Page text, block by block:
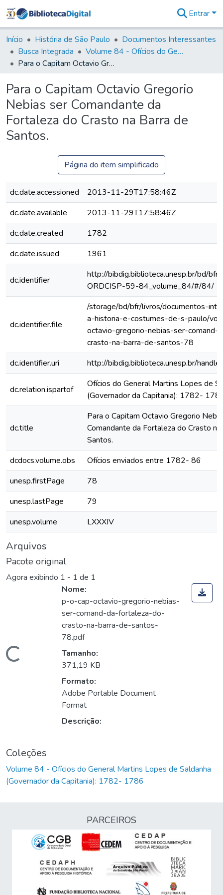
&
Coleções
Tudo na
Biblioteca
Estatísticas
Entrar
Início História de São Paulo
Documentos Interessantes
Busca Integrada
Volume 84 - Ofícios do General Martins Lopes de Saldanha (Governador da Capitania): 1782- 1786
Para o Capitam Octavio Gregorio Nebias ser Comandante da Fortaleza do Crasto na Barra de Santos.
Para o Capitam Octavio Gregorio
Nebias ser Comandante da
Fortaleza do Crasto na Barra de
Santos.
Página do item simplificado
dc.date.accessioned
2013-11-29T17:58:46Z
dc.date.available
2013-11-29T17:58:46Z
dc.date.created
1782
dc.date.issued
1961
dc.identifier
http://bibdig.biblioteca.unesp.br/bd/
ORDCISP-59-84_volume_84/#/84/
dc.identifier.file
/storage/bd/bfr/livros/documentos-
a-historia-e-costumes-de-s-paulo/
octavio-gregorio-nebias-ser-comand-
crasto-na-barra-de-santos-78
dc.identifier.uri
http://bibdig.biblioteca.unesp.br/
dc.relation.ispartof
Ofícios do General Martins Lopes de
(Governador da Capitania): 1782-
dc.title
Para o Capitam Octavio Gregorio
Comandante da Fortaleza do Crasto
Santos.
dcdocs.volume.obs
Ofícios enviados entre 1782- 86
unesp.firstPage
78
unesp.lastPage
79
unesp.volume
LXXXIV
Arquivos
Pacote original
Agora exibindo 1 - 1 de 1
Carregando...
Nome:
p-o-cap-octavio-gregorio-nebias-
ser-comand-da-fortaleza-do-
crasto-na-barra-de-santos-
78.pdf
Tamanho:
371,19 KB
Formato:
Adobe Portable Document
Format
Descrição:
Coleções
Volume 84 - Ofícios do General Martins Lopes de Saldanha
(Governador da Capitania): 1782- 1786
PARCEIROS